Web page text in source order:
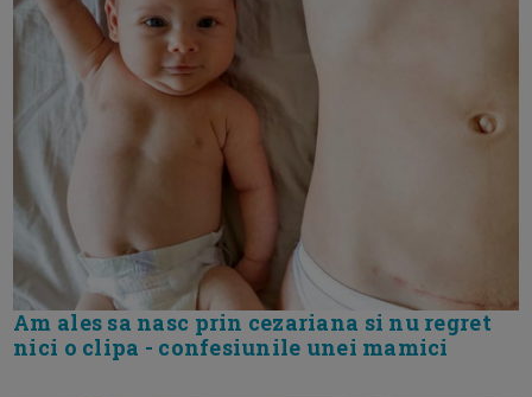
Am ales sa nasc prin cezariana si nu regret
nici o clipa - confesiunile unei mamici